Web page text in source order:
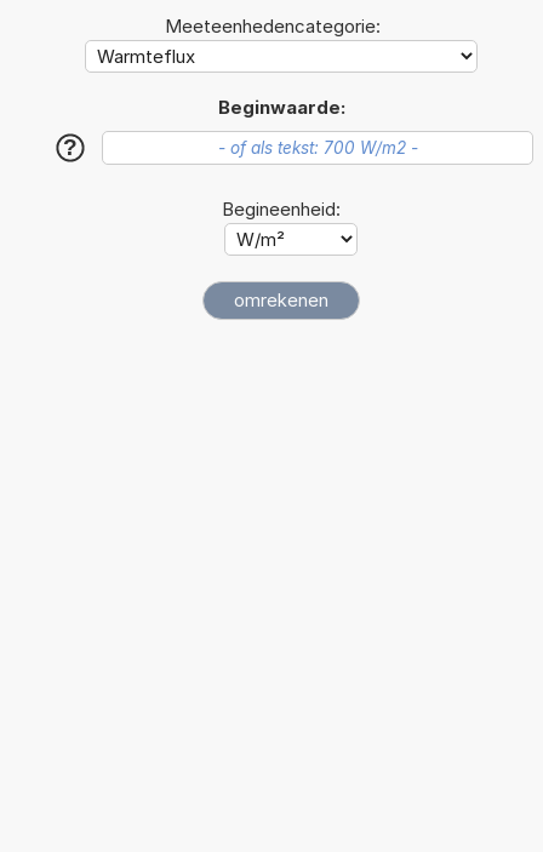
Meeteenhedencategorie:
Beginwaarde:
?
Begineenheid: